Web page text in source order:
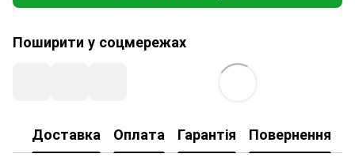
Поширити у соцмережах
Доставка Оплата Гарантія Повернення